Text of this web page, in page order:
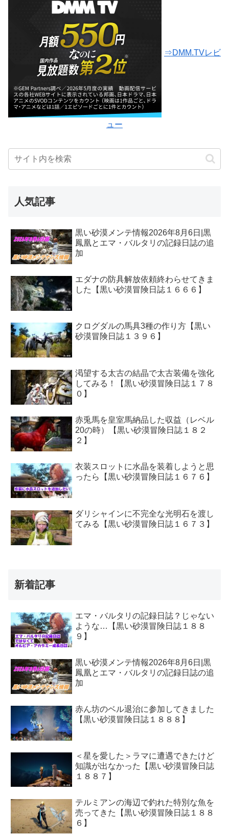
⇒DMM.TVレビ
ュー
人気記事
黒い砂漠メンテ情報2026年8月6日|黒
鳳凰とエマ・バルタリの記録日誌の追
加
エダナの防具解放依頼終わらせてきま
した【黒い砂漠冒険日誌１６６６】
クログダルの馬具3種の作り方【黒い
砂漠冒険日誌１３９６】
渇望する太古の結晶で太古装備を強化
してみる！【黒い砂漠冒険日誌１７８
０】
赤兎馬を皇室馬納品した収益（レベル
20の時）【黒い砂漠冒険日誌１８２
２】
衣装スロットに水晶を装着しようと思
ったら【黒い砂漠冒険日誌１６７６】
ダリシャインに不完全な光明石を渡し
てみる【黒い砂漠冒険日誌１６７３】
新着記事
エマ・バルタリの記録日誌？じゃない
ような…【黒い砂漠冒険日誌１８８
９】
黒い砂漠メンテ情報2026年8月6日|黒
鳳凰とエマ・バルタリの記録日誌の追
加
赤ん坊のベル退治に参加してきました
【黒い砂漠冒険日誌１８８８】
＜星を愛した＞ラマに遭遇できたけど
知識が出なかった【黒い砂漠冒険日誌
１８８７】
テルミアンの海辺で釣れた特別な魚を
売ってきた【黒い砂漠冒険日誌１８８
６】